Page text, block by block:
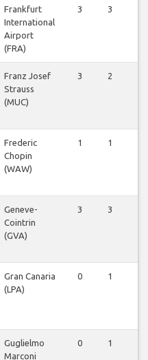
Frankfurt
International
Airport
(FRA)
3 3
Franz Josef
Strauss
(MUC)
3 2
Frederic
Chopin
(WAW)
1 1
Geneve-
Cointrin
(GVA)
3 3
Gran Canaria
(LPA)
0 1
Guglielmo
Marconi
0 1